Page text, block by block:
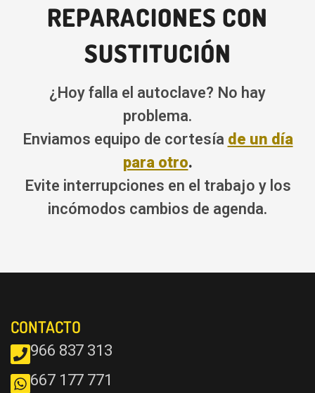
REPARACIONES CON
SUSTITUCIÓN
¿Hoy falla el autoclave? No hay
problema.
Enviamos equipo de cortesía de un día
para otro.
Evite interrupciones en el trabajo y los
incómodos cambios de agenda.
CONTACTO
966 837 313
667 177 771